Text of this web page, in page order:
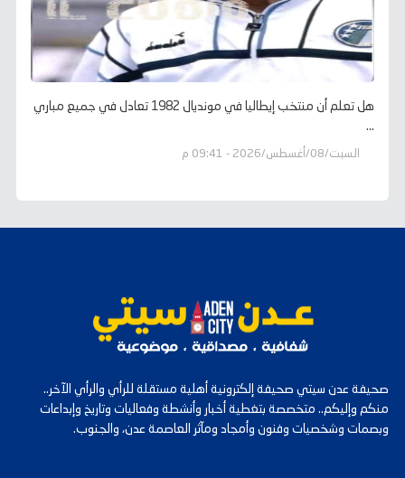
هل تعلم أن منتخب إيطاليا في مونديال 1982 تعادل في جميع مباري
...
السبت/08/أغسطس/2026 - 09:41 م
صحيفة عدن سيتي صحيفة إلكترونية أهلية مستقلة للرأي والرأي الآخر..
منكم وإليكم.. متخصصة بتغطية أخبار وأنشطة وفعاليات وتاريخ وإبداعات
وبصمات وشخصيات وفنون وأمجاد ومآثر العاصمة عدن، والجنوب.